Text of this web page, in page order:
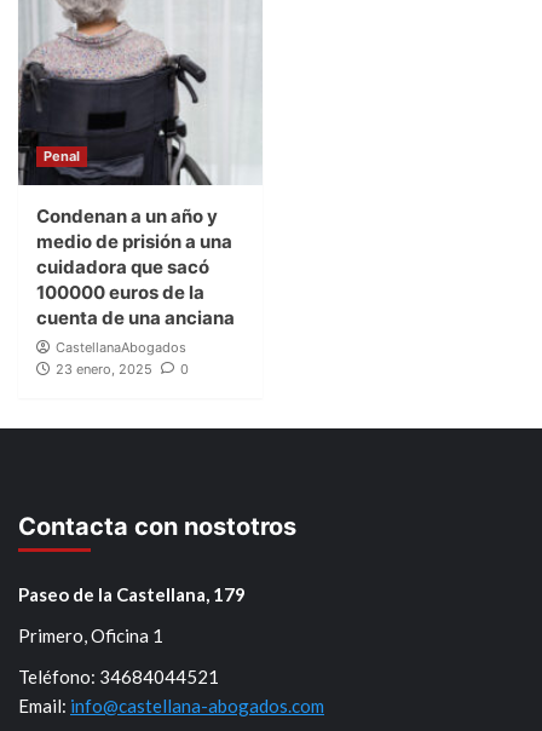
Penal
Condenan a un año y
medio de prisión a una
cuidadora que sacó
100000 euros de la
cuenta de una anciana
CastellanaAbogados
23 enero, 2025
0
Contacta con nostotros
Paseo de la Castellana, 179
Primero, Oficina 1
Teléfono: 34684044521
Email: info@castellana-abogados.com